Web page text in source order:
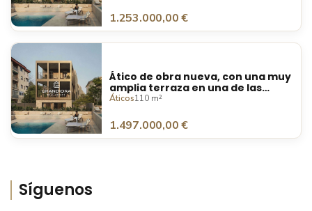
1.253.000,00 €
Ático de obra nueva, con una muy
amplia terraza en una de las
zonas más prestigiosas de Sant
Áticos110 m²
1.497.000,00 €
Síguenos